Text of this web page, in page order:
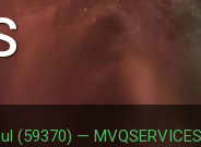
(59370) — MVQSERVICES